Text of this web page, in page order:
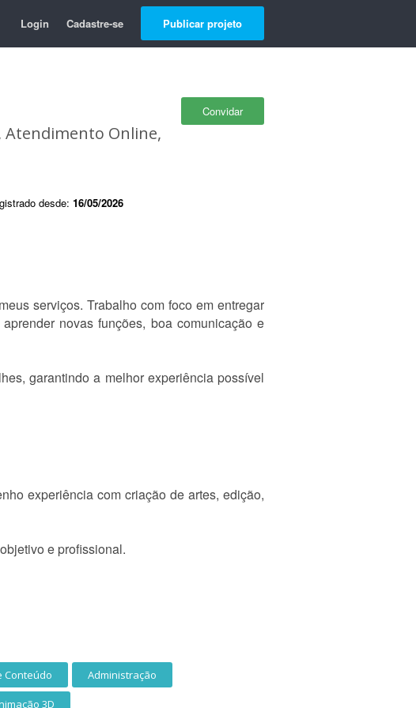
Login Cadastre-se Publicar projeto
Convidar
Atendimento Online,
desde: 16/05/2026
serviços. Trabalho com foco em entregar
novas funções, boa comunicação e
garantindo a melhor experiência possível
experiência com criação de artes, edição,
e profissional.
Conteúdo Administração
3D